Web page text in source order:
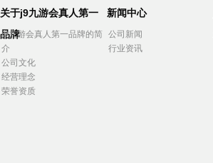
关于j9九游会真人第一
品牌
j9九游会真人第一品牌的简
介
公司文化
经营理念
荣誉资质
新闻中心
公司新闻
行业资讯